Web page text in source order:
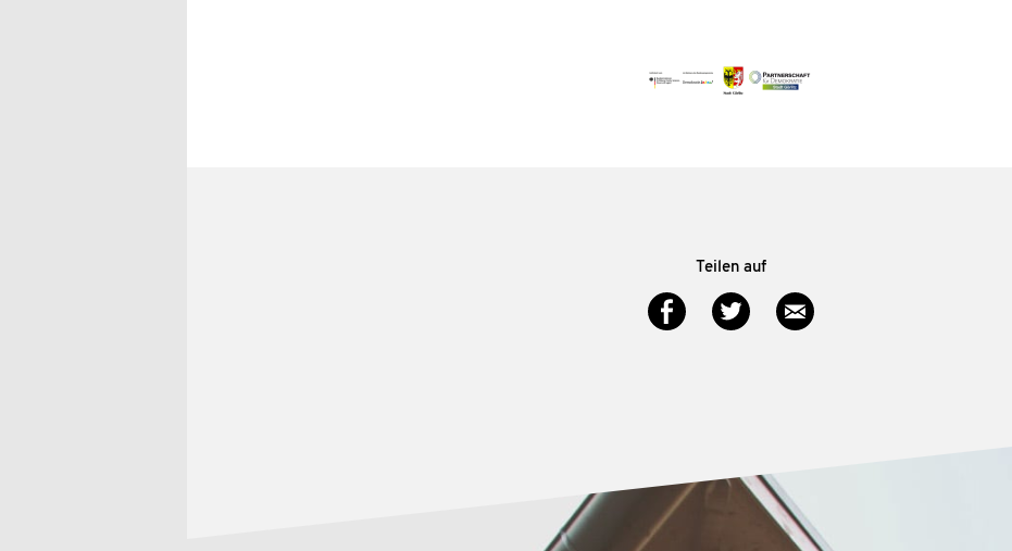
Teilen auf
FacebookTwitter E-Mail